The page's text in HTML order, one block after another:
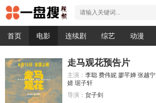
首页 电影 连续剧 综艺 动漫
走马观花预告片
主演： 李聪 费伟妮 廖芊婵 张越宁
婧 琚子轩
导演： 贠子剑